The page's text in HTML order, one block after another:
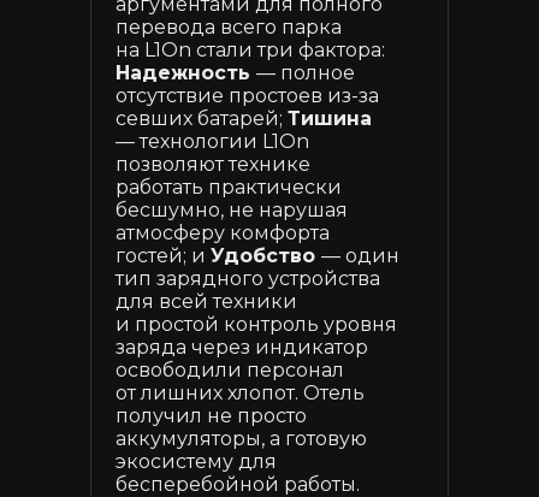
перевода всего парка
на L1On стали три фактора:
Надежность — полное
отсутствие простоев из-за
севших батарей; Тишина
— технологии L1On
позволяют технике
работать практически
бесшумно, не нарушая
атмосферу комфорта
гостей; и Удобство — один
тип зарядного устройства
для всей техники
и простой контроль уровня
заряда через индикатор
освободили персонал
от лишних хлопот. Отель
получил не просто
аккумуляторы, а готовую
экосистему для
бесперебойной работы.